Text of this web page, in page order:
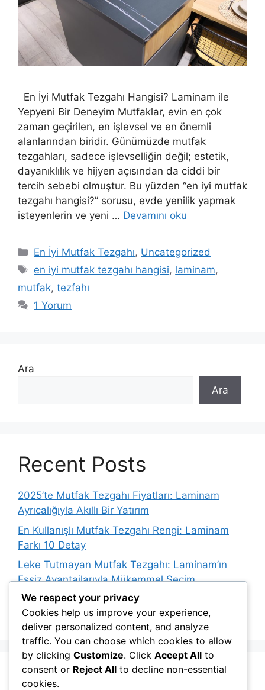
En İyi Mutfak Tezgahı Hangisi? Laminam ile
Yepyeni Bir Deneyim Mutfaklar, evin en çok
zaman geçirilen, en işlevsel ve en önemli
alanlarından biridir. Günümüzde mutfak
tezgahları, sadece işlevselliğin değil; estetik,
dayanıklılık ve hijyen açısından da ciddi bir
tercih sebebi olmuştur. Bu yüzden “en iyi mutfak
tezgahı hangisi?” sorusu, evde yenilik yapmak
isteyenlerin ve yeni … Devamını oku
Kategoriler
En İyi Mutfak Tezgahı, Uncategorized
Etiketler
en iyi mutfak tezgahı hangisi, laminam,
mutfak, tezfahı
1 Yorum
Ara
Ara
Recent Posts
2025’te Mutfak Tezgahı Fiyatları: Laminam
Ayrıcalığıyla Akıllı Bir Yatırım
En Kullanışlı Mutfak Tezgahı Rengi: Laminam
Farkı 10 Detay
Leke Tutmayan Mutfak Tezgahı: Laminam’ın
Eşsiz Avantajlarıyla Mükemmel Seçim
En İyi Mutfak Tezgahı Hangisi? Laminam ile
Yepyeni Bir Deneyim 10
Recent Comments
We respect your privacy
Cookies help us improve your experience,
deliver personalized content, and analyze
traffic. You can choose which cookies to allow
by clicking Customize. Click Accept All to
consent or Reject All to decline non-essential
cookies.